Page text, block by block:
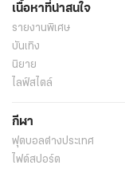
เนื้อหาที่น่าสนใจ
รายงานพิเศษ
บันเทิง
นิยาย
ไลฟ์สไตล์
กีฬา
ฟุตบอลต่่างประเทศ
ไฟต์สปอร์ต